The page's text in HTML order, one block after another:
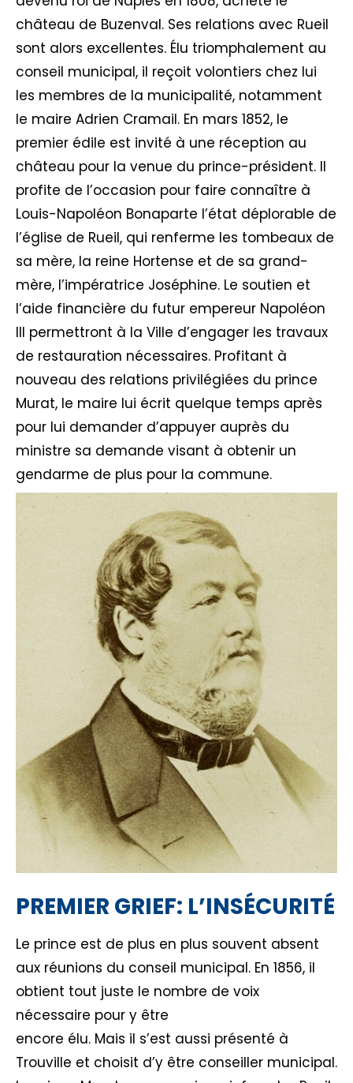
château de Buzenval. Ses relations avec Rueil
sont alors excellentes. Élu triomphalement au
conseil municipal, il reçoit volontiers chez lui
les membres de la municipalité, notamment
le maire Adrien Cramail. En mars 1852, le
premier édile est invité à une réception au
château pour la venue du prince-président. Il
profite de l’occasion pour faire connaître à
Louis-Napoléon Bonaparte l’état déplorable de
l’église de Rueil, qui renferme les tombeaux de
sa mère, la reine Hortense et de sa grand-
mère, l’impératrice Joséphine. Le soutien et
l’aide financière du futur empereur Napoléon
III permettront à la Ville d’engager les travaux
de restauration nécessaires. Profitant à
nouveau des relations privilégiées du prince
Murat, le maire lui écrit quelque temps après
pour lui demander d’appuyer auprès du
ministre sa demande visant à obtenir un
gendarme de plus pour la commune.
PREMIER GRIEF: L’INSÉCURITÉ
Le prince est de plus en plus souvent absent
aux réunions du conseil municipal. En 1856, il
obtient tout juste le nombre de voix
nécessaire pour y être
encore élu. Mais il s’est aussi présenté à
Trouville et choisit d’y être conseiller municipal.